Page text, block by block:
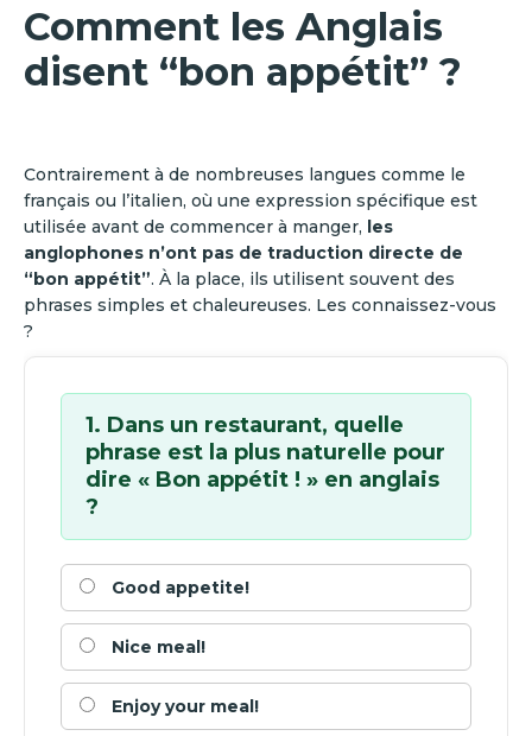
Comment les Anglais
disent “bon appétit” ?
Contrairement à de nombreuses langues comme le
français ou l’italien, où une expression spécifique est
utilisée avant de commencer à manger, les
anglophones n’ont pas de traduction directe de
“bon appétit”. À la place, ils utilisent souvent des
phrases simples et chaleureuses. Les connaissez-vous
?
1. Dans un restaurant, quelle
phrase est la plus naturelle pour
dire « Bon appétit ! » en anglais
?
Good appetite!
Nice meal!
Enjoy your meal!